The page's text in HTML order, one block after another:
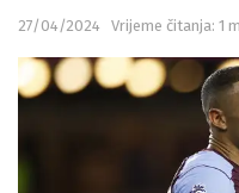
27/04/2024 Vrijeme čitanja: 1